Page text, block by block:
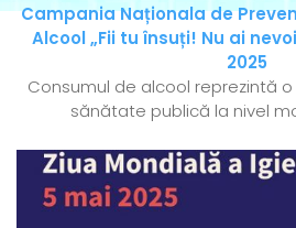
Campania Naționala de
Alcool „Fii tu însuți! Nu ai
2025
Consumul de alcool reprezintă
sănătate publică la nivel